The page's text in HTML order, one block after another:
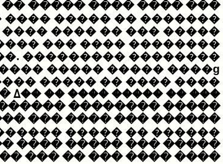
���� ����� �� �������
���� �� ��� �����
��� ���� ��������
��������� ��������
���� ���� �� �����
��� �� ����� ���� �� ��ߡ
������� ��� ���
������ �� �����
���� ���� ���� �� ��
���� ��� �� ��� ����